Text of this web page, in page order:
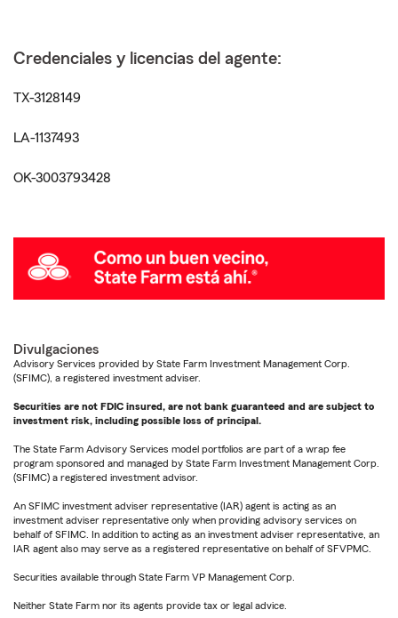
Credenciales y licencias del agente:
TX-3128149
LA-1137493
OK-3003793428
Divulgaciones
Advisory Services provided by State Farm Investment Management Corp.
(SFIMC), a registered investment adviser.
Securities are not FDIC insured, are not bank guaranteed and are subject to
investment risk, including possible loss of principal.
The State Farm Advisory Services model portfolios are part of a wrap fee
program sponsored and managed by State Farm Investment Management Corp.
(SFIMC) a registered investment advisor.
An SFIMC investment adviser representative (IAR) agent is acting as an
investment adviser representative only when providing advisory services on
behalf of SFIMC. In addition to acting as an investment adviser representative, an
IAR agent also may serve as a registered representative on behalf of SFVPMC.
Securities available through State Farm VP Management Corp.
Neither State Farm nor its agents provide tax or legal advice.